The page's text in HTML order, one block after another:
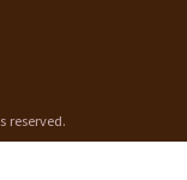
reserved.